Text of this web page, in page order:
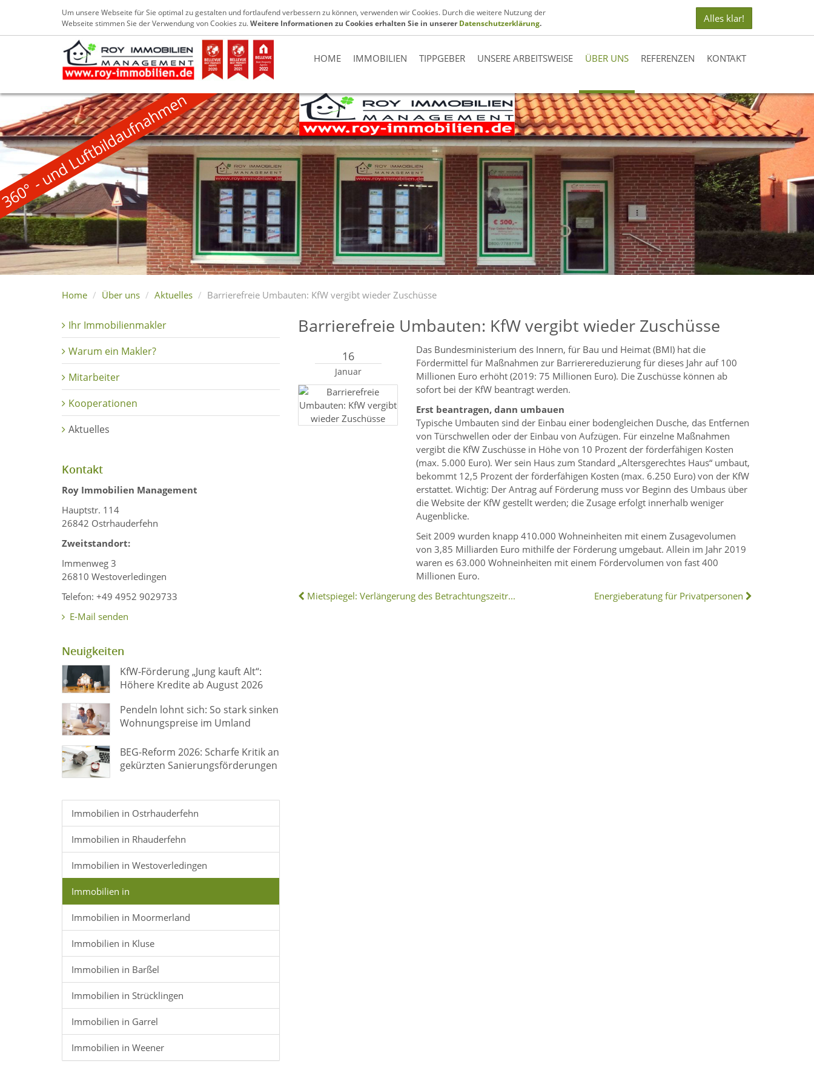
+49 4952 9029733 info@roy-immobilien.de
HOME IMMOBILIEN TIPPGEBER UNSERE ARBEITSWEISE ÜBER UNS REFERENZEN KONTAKT
- und Luftbildaufnahmen
Home Über uns Aktuelles Barrierefreie Umbauten: KfW vergibt wieder Zuschüsse
Barrierefreie Umbauten: KfW vergibt wieder Zuschüsse
16
Januar
Das Bundesministerium des Innern, für Bau und Heimat (BMI) hat die
Fördermittel für Maßnahmen zur Barrierereduzierung für dieses Jahr auf 100
Millionen Euro erhöht (2019: 75 Millionen Euro). Die Zuschüsse können ab
sofort bei der KfW beantragt werden.
Erst beantragen, dann umbauen
Typische Umbauten sind der Einbau einer bodengleichen Dusche, das Entfernen
von Türschwellen oder der Einbau von Aufzügen. Für einzelne Maßnahmen
vergibt die KfW Zuschüsse in Höhe von 10 Prozent der förderfähigen Kosten
(max. 5.000 Euro). Wer sein Haus zum Standard „Altersgerechtes Haus“ umbaut,
bekommt 12,5 Prozent der förderfähigen Kosten (max. 6.250 Euro) von der KfW
erstattet. Wichtig: Der Antrag auf Förderung muss vor Beginn des Umbaus über
die Website der KfW gestellt werden; die Zusage erfolgt innerhalb weniger
Augenblicke.
Seit 2009 wurden knapp 410.000 Wohneinheiten mit einem Zusagevolumen
von 3,85 Milliarden Euro mithilfe der Förderung umgebaut. Allein im Jahr 2019
waren es 63.000 Wohneinheiten mit einem Fördervolumen von fast 400
Millionen Euro.
Mietspiegel: Verlängerung des Betrachtungszeitraums
Energieberatung für Privatpersonen
Ihr Immobilienmakler
Warum ein Makler?
Mitarbeiter
Kooperationen
Aktuelles
Kontakt
Roy Immobilien Management
Hauptstr. 114
26842 Ostrhauderfehn
Zweitstandort:
Immenweg 3
26810 Westoverledingen
Telefon: +49 4952 9029733
E-Mail senden
Neuigkeiten
KfW-Förderung „Jung kauft Alt“:
Höhere Kredite ab August 2026
Pendeln lohnt sich: So stark sinken
Wohnungspreise im Umland
BEG-Reform 2026: Scharfe Kritik an
gekürzten Sanierungsförderungen
Immobilien in Ostrhauderfehn
Immobilien in Rhauderfehn
Immobilien in Westoverledingen
Immobilien in
Immobilien in Moormerland
Immobilien in Kluse
Immobilien in Barßel
Immobilien in Strücklingen
Immobilien in Garrel
Immobilien in Weener
Um unsere Webseite für Sie optimal zu gestalten und fortlaufend verbessern zu können, verwenden wir Cookies. Durch die weitere Nutzung der
Webseite stimmen Sie der Verwendung von Cookies zu.Weitere Informationen zu Cookies erhalten Sie in unsererDatenschutzerklärung. Alles klar!